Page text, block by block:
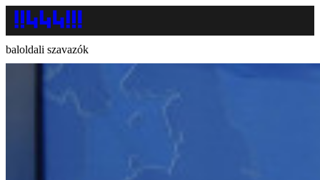
baloldali szavazók